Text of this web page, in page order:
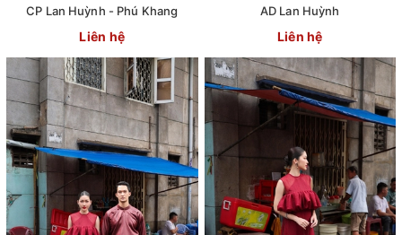
CP Lan Huỳnh - Phú Khang
Liên hệ
AD Lan Huỳnh
Liên hệ